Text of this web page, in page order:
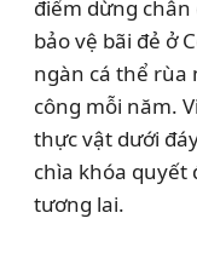
điểm dừng
bảo vệ bãi đẻ ở
ngàn cá thể rùa
công mỗi năm.
thực vật dưới
chìa khóa quyết
tương lai.